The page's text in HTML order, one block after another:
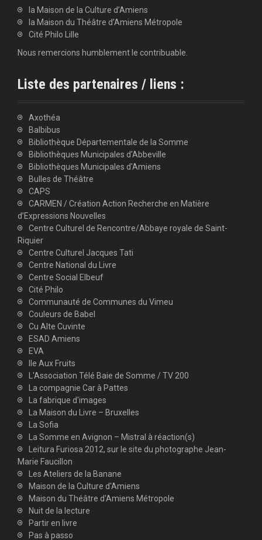
la Maison de la Culture d’Amiens
la Maison du Théâtre d’Amiens Métropole
Cité Philo Lille
Nous remercions humblement le contribuable.
Liste des partenaires / liens :
Axothéa
Balbibus
Bibliothèque Départementale de la Somme
Bibliothèques Municipales d'Abbeville
Bibliothèques Municipales d'Amiens
Bulles de Théâtre
CAPS
CARMEN / Création Action Recherche en Matière
d’Expressions Nouvelles
Centre Culturel de Rencontre/Abbaye royale de Saint-
Riquier
Centre Culturel Jacques Tati
Centre National du Livre
Centre Social Elbeuf
Cité Philo
Communauté de Communes du Vimeu
Couleurs de Babel
Cu Alte Cuvinte
ESAD Amiens
EVA
Ile Aux Fruits
L'Association Télé Baie de Somme / TV 200
La compagnie Car à Pattes
La fabrique d'images
La Maison du Livre – Bruxelles
La Sofia
La Somme en Avignon – Mistral à réaction(s)
Leitura Furiosa 2012, sur le site du photographe Jean-
Marie Faucillon
Les Ateliers de la Banane
Maison de la Culture d'Amiens
Maison du Théâtre d'Amiens Métropole
Nuit de la lecture
Partir en livre
Pas à passo